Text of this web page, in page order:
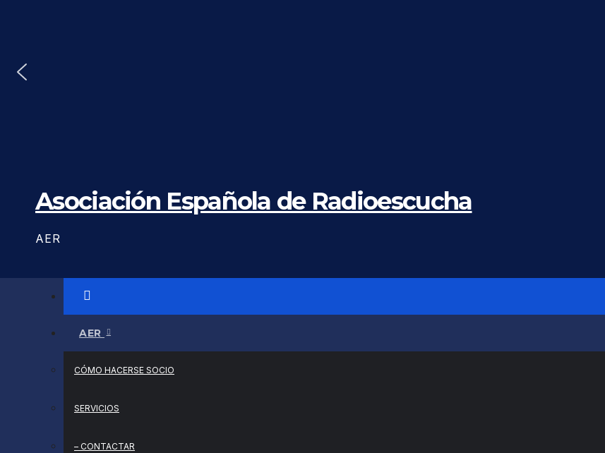
Asociación Española de Radioescucha
AER
AER
CÓMO HACERSE SOCIO
SERVICIOS
– CONTACTAR